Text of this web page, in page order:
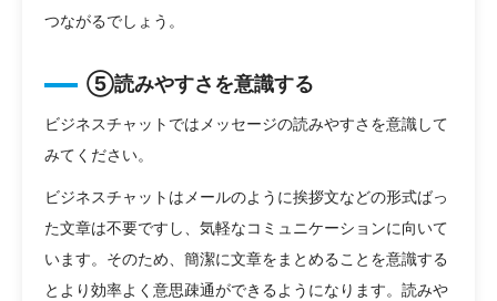
つながるでしょう。
⑤読みやすさを意識する
ビジネスチャットではメッセージの読みやすさを意識して
みてください。
ビジネスチャットはメールのように挨拶文などの形式ばっ
た文章は不要ですし、気軽なコミュニケーションに向いて
います。そのため、簡潔に文章をまとめることを意識する
とより効率よく意思疎通ができるようになります。読みや